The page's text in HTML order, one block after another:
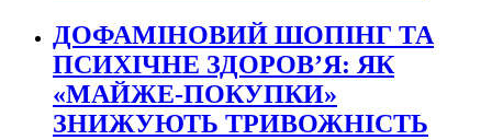
ДОФАМІНОВИЙ ШОПІНГ ТА
ПСИХІЧНЕ ЗДОРОВ’Я: ЯК
«МАЙЖЕ-ПОКУПКИ»
ЗНИЖУЮТЬ ТРИВОЖНІСТЬ